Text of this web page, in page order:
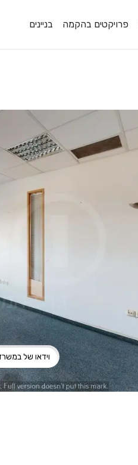
פרויקטים בהקמה בניינים
וידאו של במשרד